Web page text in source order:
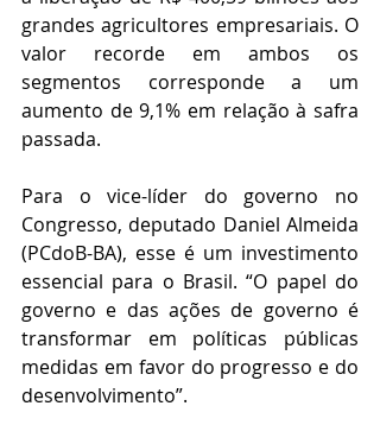
grandes agricultores empresariais. O
valor recorde em ambos os
segmentos corresponde a um
aumento de 9,1% em relação à safra
passada.
Para o vice-líder do governo no
Congresso, deputado Daniel Almeida
(PCdoB-BA), esse é um investimento
essencial para o Brasil. “O papel do
governo e das ações de governo é
transformar em políticas públicas
medidas em favor do progresso e do
desenvolvimento”.